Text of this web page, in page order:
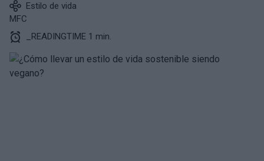
Estilo de vida
MFC
_READINGTIME 1 min.